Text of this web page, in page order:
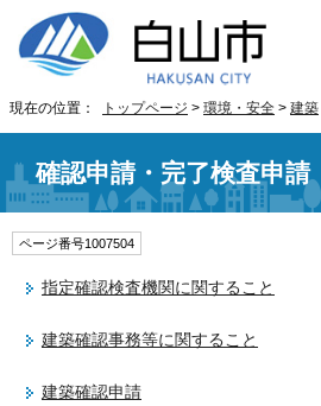
現在の位置： トップページ > 環境・安全 > 建築
確認申請・完了検査申請
ページ番号1007504
指定確認検査機関に関すること
建築確認事務等に関すること
建築確認申請